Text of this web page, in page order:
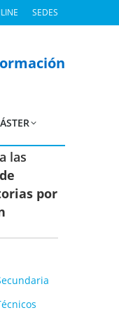
SEDES
las
por